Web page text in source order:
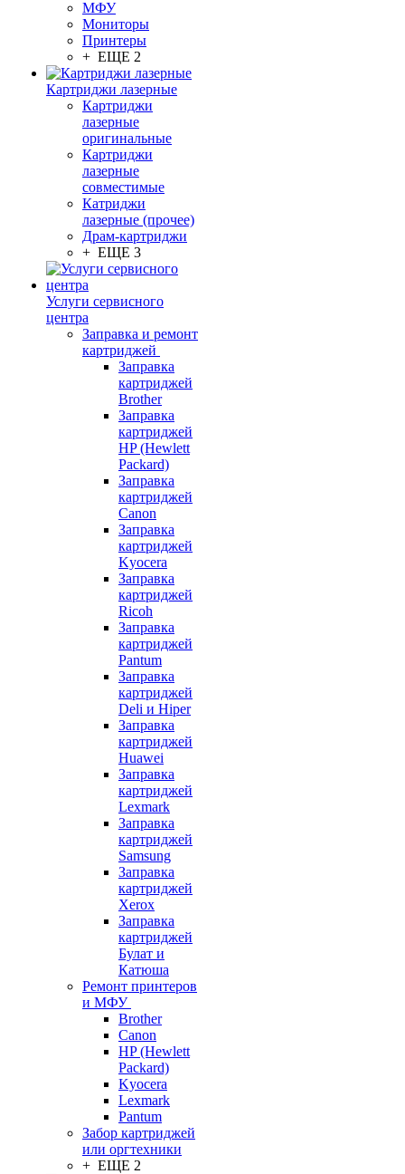
МФУ
Мониторы
Принтеры
+ ЕЩЕ 2
Картриджи лазерные
Картриджи
лазерные
оригинальные
Картриджи
лазерные
совместимые
Катриджи
лазерные (прочее)
Драм-картриджи
+ ЕЩЕ 3
Услуги сервисного
центра
Заправка и ремонт
картриджей
Заправка
картриджей
Brother
Заправка
картриджей
HP (Hewlett
Packard)
Заправка
картриджей
Canon
Заправка
картриджей
Kyocera
Заправка
картриджей
Ricoh
Заправка
картриджей
Pantum
Заправка
картриджей
Deli и Hiper
Заправка
картриджей
Huawei
Заправка
картриджей
Lexmark
Заправка
картриджей
Samsung
Заправка
картриджей
Xerox
Заправка
картриджей
Булат и
Катюша
Ремонт принтеров
и МФУ
Brother
Canon
HP (Hewlett
Packard)
Kyocera
Lexmark
Pantum
Забор картриджей
или оргтехники
+ ЕЩЕ 2